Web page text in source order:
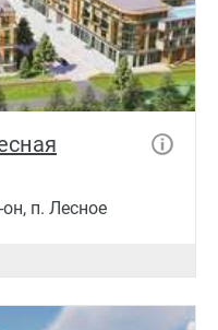
п. Лесное